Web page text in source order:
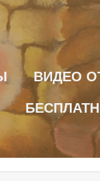
ВИДЕО